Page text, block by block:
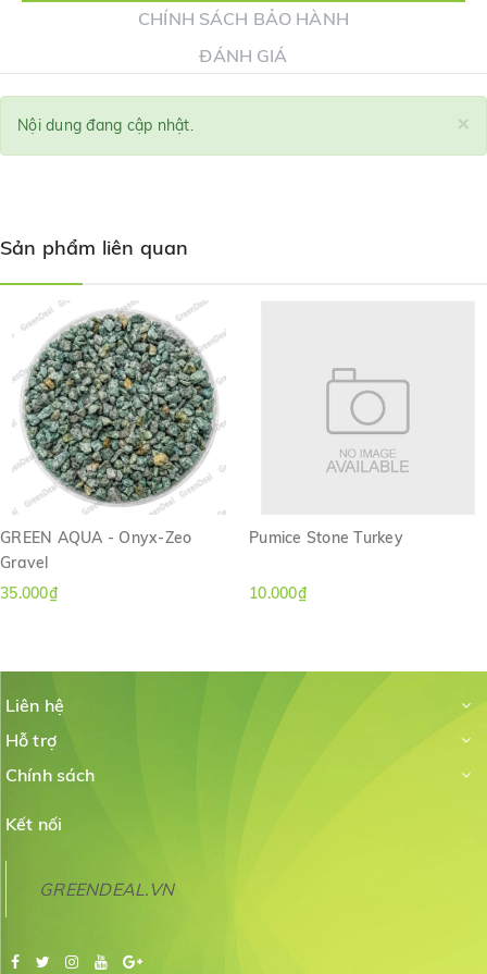
CHÍNH SÁCH BẢO HÀNH
ĐÁNH GIÁ
×
Nội dung đang cập nhật.
Sản phẩm liên quan
GREEN AQUA - Onyx-Zeo
Gravel
35.000₫
Pumice Stone Turkey
10.000₫
Liên hệ
Hỗ trợ
Chính sách
Kết nối
GREENDEAL.VN